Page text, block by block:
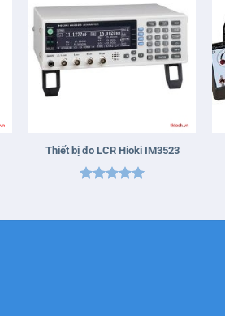
Thiết bị đo LCR Hioki IM3523
sao